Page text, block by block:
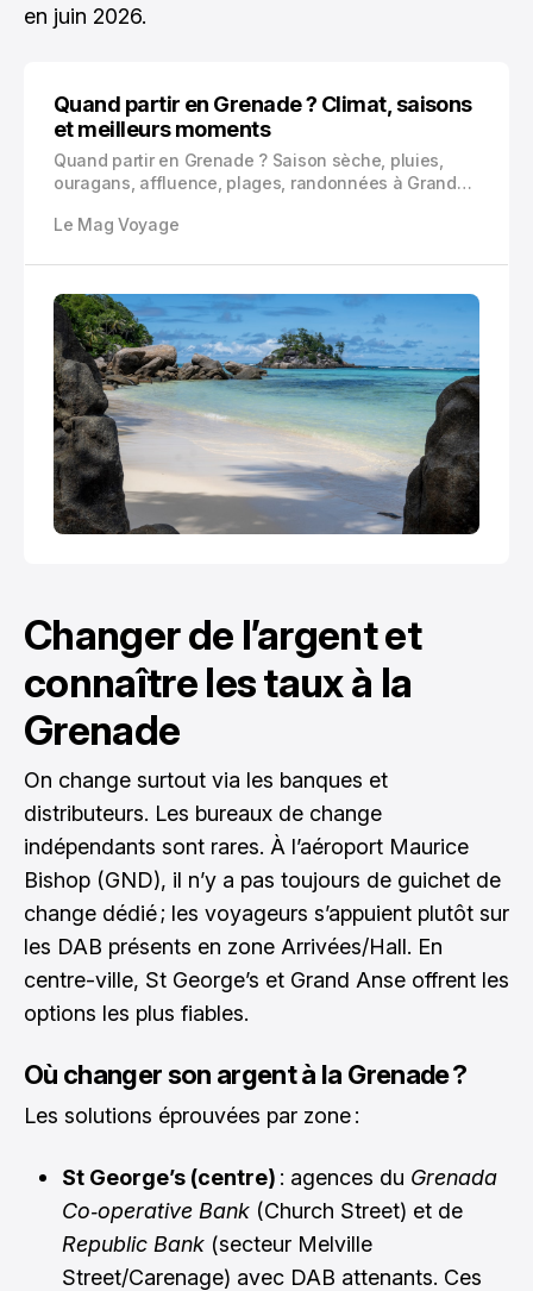
en juin 2026.
Quand partir en Grenade ? Climat, saisons
et meilleurs moments
Quand partir en Grenade ? Saison sèche, pluies,
ouragans, affluence, plages, randonnées à Grand
concret pour choisir les meilleurs mois selon votre
Le Mag Voyage
Changer de l’argent et
connaître les taux à la
Grenade
On change surtout via les banques et
distributeurs. Les bureaux de change
indépendants sont rares. À l’aéroport Maurice
Bishop (GND), il n’y a pas toujours de guichet de
change dédié ; les voyageurs s’appuient plutôt sur
les DAB présents en zone Arrivées/Hall. En
centre-ville, St George’s et Grand Anse offrent les
options les plus fiables.
Où changer son argent à la Grenade ?
Les solutions éprouvées par zone :
St George’s (centre) : agences du Grenada
Co‑operative Bank (Church Street) et de
Republic Bank (secteur Melville
Street/Carenage) avec DAB attenants. Ces